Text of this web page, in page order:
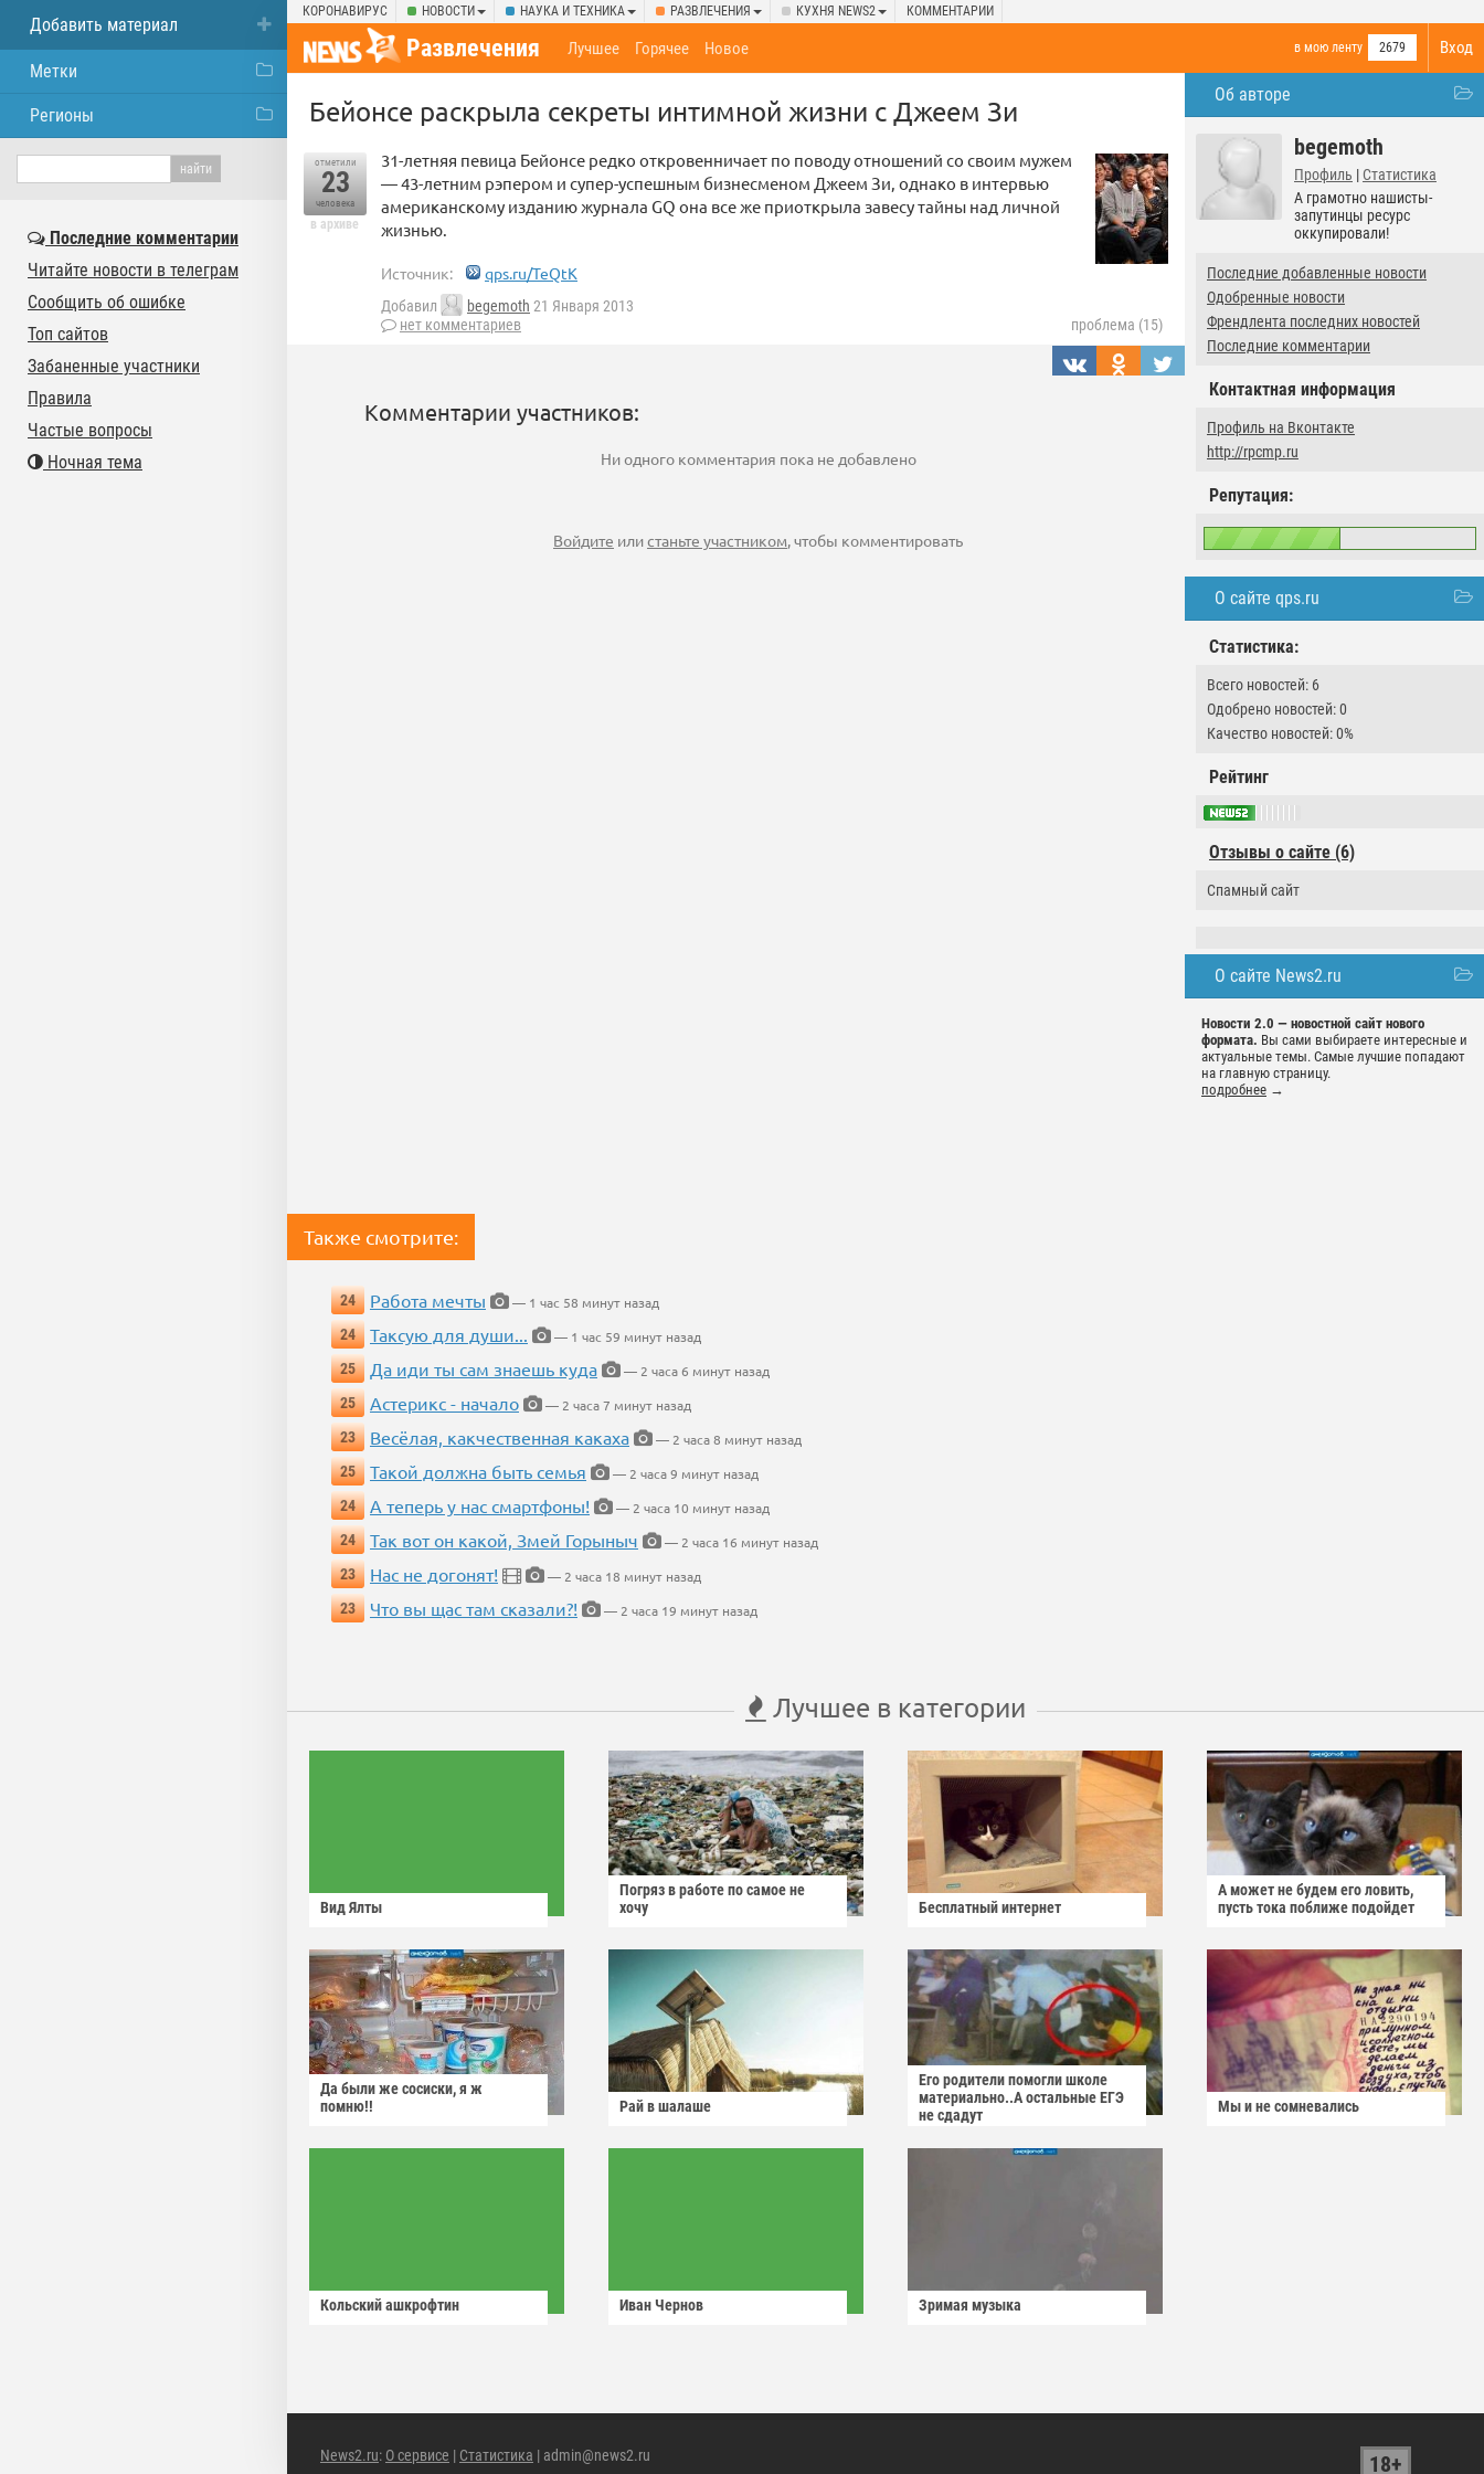
КОРОНАВИРУС НОВОСТИ НАУКА И ТЕХНИКА РАЗВЛЕЧЕНИЯ КУХНЯ NEWS2 КОММЕНТАРИИ
Вход
Развлечения в мою ленту 2679
Лучшее Горячее Новое
Об авторе
begemoth
Профиль | Статистика
А грамотно нашисты-
запутинцы ресурс
оккупировали!
Последние добавленные новости
Одобренные новости
Френдлента последних новостей
Последние комментарии
Контактная информация
Профиль на Вконтакте
http://rpcmp.ru
Репутация:
О сайте qps.ru
Статистика:
Всего новостей: 6
Одобрено новостей: 0
Качество новостей: 0%
Рейтинг
Отзывы о сайте (6)
Спамный сайт
О сайте News2.ru
Новости 2.0 — новостной сайт нового
формата. Вы сами выбираете интересные и
актуальные темы. Самые лучшие попадают
на главную страницу.
подробнее →
Бейонсе раскрыла секреты интимной жизни с Джеем Зи
отметили
23
человека
в архиве
31-летняя певица Бейонсе редко откровенничает по поводу отношений со своим мужем
— 43-летним рэпером и супер-успешным бизнесменом Джеем Зи, однако в интервью
американскому изданию журнала GQ она все же приоткрыла завесу тайны над личной
жизнью.
Источник: qps.ru/TeQtK
Добавил begemoth 21 Января 2013
нет комментариев
проблема (15)
Комментарии участников:
Ни одного комментария пока не добавлено
Войдите илистаньте участником, чтобы комментировать
Также смотрите:
24 Работа мечты
— 1 час 58 минут назад
24
Таксую для души...
— 1 час 59 минут назад
25
Да иди ты сам знаешь куда
— 2 часа 6 минут назад
25
Астерикс - начало
— 2 часа 7 минут назад
23
Весёлая, какчественная какаха
— 2 часа 8 минут назад
25
Такой должна быть семья
— 2 часа 9 минут назад
24
А теперь у нас смартфоны!
— 2 часа 10 минут назад
24
Так вот он какой, Змей Горыныч
— 2 часа 16 минут назад
23
Нас не догонят!
— 2 часа 18 минут назад
23
Что вы щас там сказали?! — 2 часа 19 минут назад
Лучшее в категории
Вид Ялты
Погряз в работе по самое не
хочу
Бесплатный интернет
А может не будем его ловить,
пусть тока поближе подойдет
Да были же сосиски, я ж
помню!!
Рай в шалаше
Его родители помогли школе
материально..А остальные ЕГЭ
не сдадут
Мы и не сомневались
Кольский ашкрофтин Иван Чернов Зримая музыка
News2.ru: О сервисе | Статистика | admin@news2.ru 18+
Добавить материал
Метки
Регионы
Последние комментарии
Читайте новости в телеграм
Сообщить об ошибке
Топ сайтов
Забаненные участники
Правила
Частые вопросы
Ночная тема